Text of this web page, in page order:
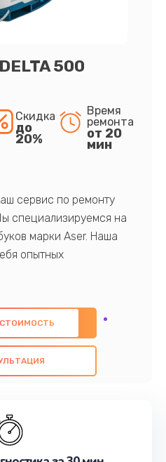
500
Скидка
до
20%
Время
ремонта
от 20
мин
сервис по ремонту
специализируемся на
марки Aser. Наша
опытных
знаниями и
качественный ремонт с
компонентов, а
всех
цель - предоставить
медлите записаться на